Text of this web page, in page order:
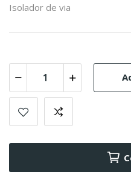
Isolador de via